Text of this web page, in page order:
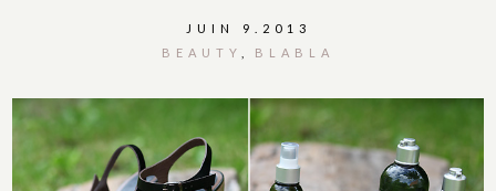
JUIN 9.2013
BEAUTY
BLABLA